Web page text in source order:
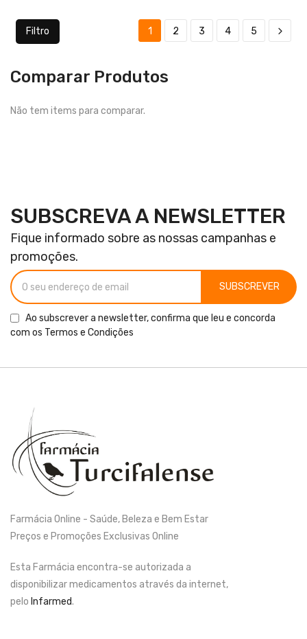
Filtro 1 2 3 4 5
Comparar Produtos
Não tem items para comparar.
SUBSCREVA A NEWSLETTER
Fique informado sobre as nossas campanhas e
promoções.
SUBSCREVER
Ao subscrever a newsletter, confirma que leu e concorda
com os Termos e Condições
Farmácia Online - Saúde, Beleza e Bem Estar
Preços e Promoções Exclusivas Online
Esta Farmácia encontra-se autorizada a
disponibilizar medicamentos através da internet,
pelo Infarmed.